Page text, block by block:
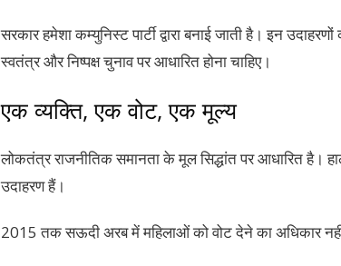
सरकार हमेशा कम्युनिस्ट पार्टी द्वारा बनाई जाती है। इन
स्वतंत्र और निष्पक्ष चुनाव पर आधारित होना चाहिए।
एक व्यक्ति, एक वोट, एक मूल्य
लोकतंत्र राजनीतिक समानता के मूल सिद्धांत पर आधारित है।
उदाहरण हैं।
2015 तक सऊदी अरब में महिलाओं को वोट देने का अधिकार